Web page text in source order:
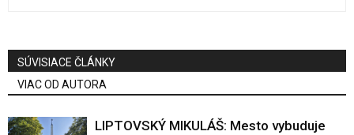
SÚVISIACE ČLÁNKY
VIAC OD AUTORA
LIPTOVSKÝ MIKULÁŠ: Mesto vybuduje